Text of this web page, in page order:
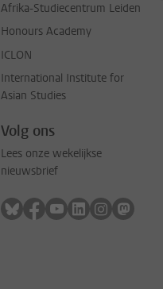
Afrika-Studiecentrum Leiden
Honours Academy
ICLON
International Institute for
Asian Studies
Volg ons
Lees onze wekelijkse
nieuwsbrief
Volg ons op bluesky
Volg ons op facebook
Volg ons op
Volg ons op
Volg ons
Volg